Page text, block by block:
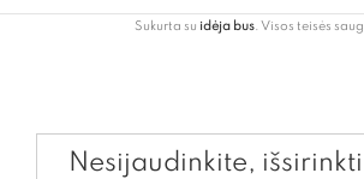
Sukurta su idėja bus. Visos teisės
Nesijaudinkite,